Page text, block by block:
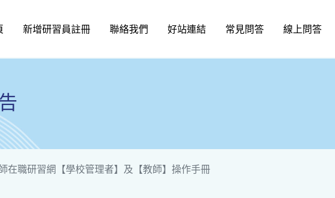
新增研習員註冊 聯絡我們 好站連結 常見問答 線上問答
在職研習網【學校管理者】及【教師】操作手冊